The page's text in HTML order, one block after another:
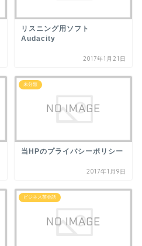
リスニング用ソフト
Audacity
2017年1月21日
未分類
当HPのプライバシーポリシー
2017年1月9日
ビジネス英会話